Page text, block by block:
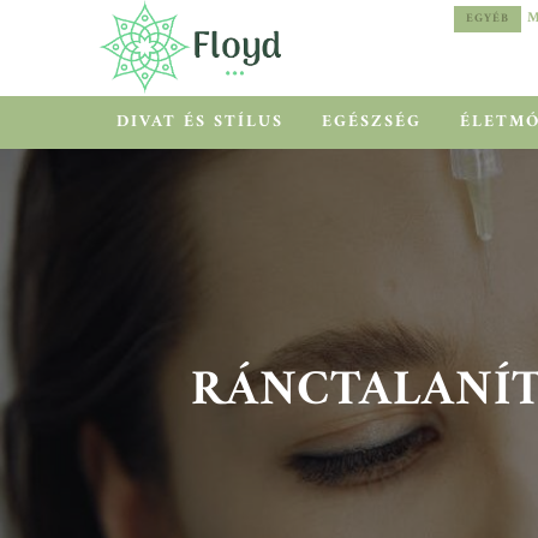
EGYÉB
DIVAT ÉS STÍLUS EGÉSZSÉG